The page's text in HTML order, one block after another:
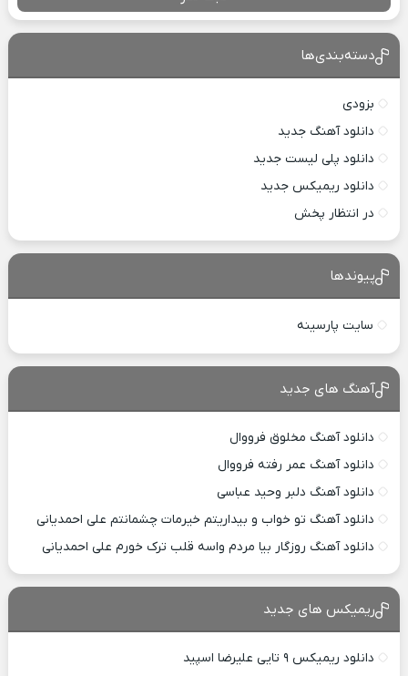
دسته‌بندی‌ها
بزودی
دانلود آهنگ جدید
دانلود پلی لیست جدید
دانلود ریمیکس جدید
در انتظار پخش
پیوندها
سایت پارسینه
آهنگ های جدید
دانلود آهنگ مخلوق فرووال
دانلود آهنگ عمر رفته فرووال
دانلود آهنگ دلبر وحید عباسی
دانلود آهنگ تو خواب و بیداریتم خیرمات چشمانتم علی احمدیانی
دانلود آهنگ روزگار بیا مردم واسه قلب ترک خورم علی احمدیانی
ریمیکس های جدید
دانلود ریمیکس ۹ تایی علیرضا اسپید